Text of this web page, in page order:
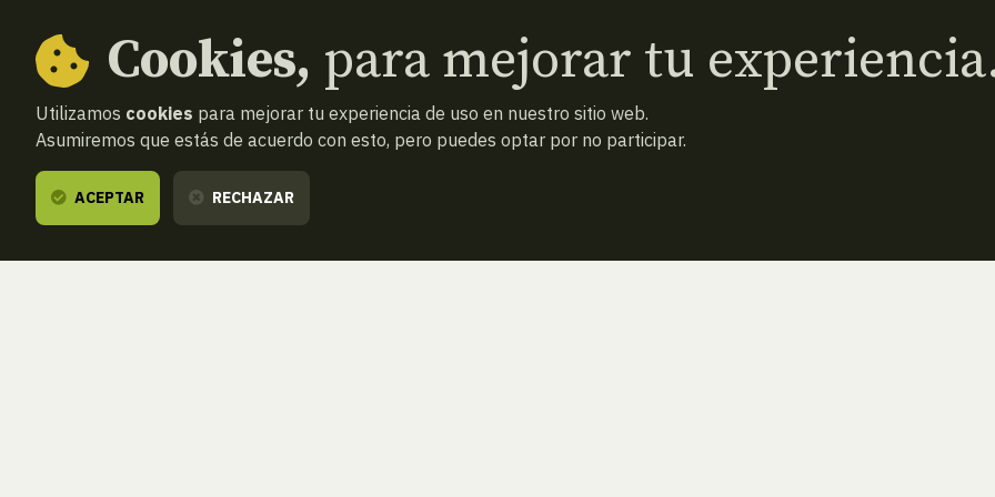
Cookies, para mejorar tu
Utilizamos cookies para mejorar tu experiencia de uso en nuestro sitio web.
Asumiremos que estás de acuerdo con esto, pero puedes optar por no participar.
ACEPTAR RECHAZAR